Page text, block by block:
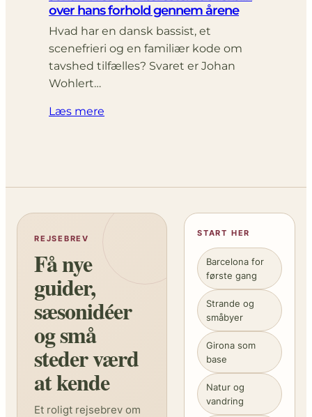
over hans forhold gennem årene
Hvad har en dansk bassist, et
scenefrieri og en familiær kode om
tavshed tilfælles? Svaret er Johan
Wohlert…
Læs mere
REJSEBREV
Få nye
guider,
sæsonidéer
og små
steder værd
at kende
Et roligt rejsebrev om
START HER
Barcelona for
første gang
Strande og
småbyer
Girona som
base
Natur og
vandring